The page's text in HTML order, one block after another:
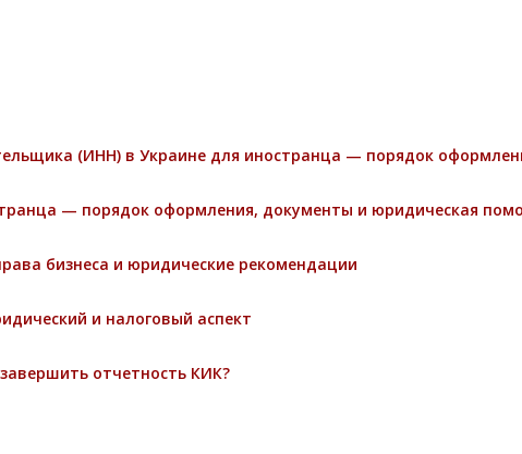
(ИНН) в Украине для иностранца — порядок
— порядок оформления, документы и юридическая
бизнеса и юридические рекомендации
и налоговый аспект
отчетность КИК?